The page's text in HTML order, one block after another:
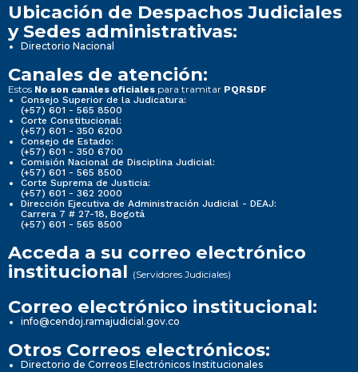
Ubicación de Despachos Judiciales
y Sedes administrativas:
Directorio Nacional
Canales de atención:
Estos No son canales oficiales para tramitar PQRSDF
Consejo Superior de la Judicatura:
(+57) 601 - 565 8500
Corte Constitucional:
(+57) 601 - 350 6200
Consejo de Estado:
(+57) 601 - 350 6700
Comisión Nacional de Disciplina Judicial:
(+57) 601 - 565 8500
Corte Suprema de Justicia:
(+57) 601 - 362 2000
Dirección Ejecutiva de Administración Judicial - DEAJ:
Carrera 7 # 27-18, Bogotá
(+57) 601 - 565 8500
Acceda a su correo electrónico
institucional (Servidores Judiciales)
Correo electrónico institucional:
info@cendoj.ramajudicial.gov.co
Otros Correos electrónicos:
Directorio de Correos Electrónicos Institucionales